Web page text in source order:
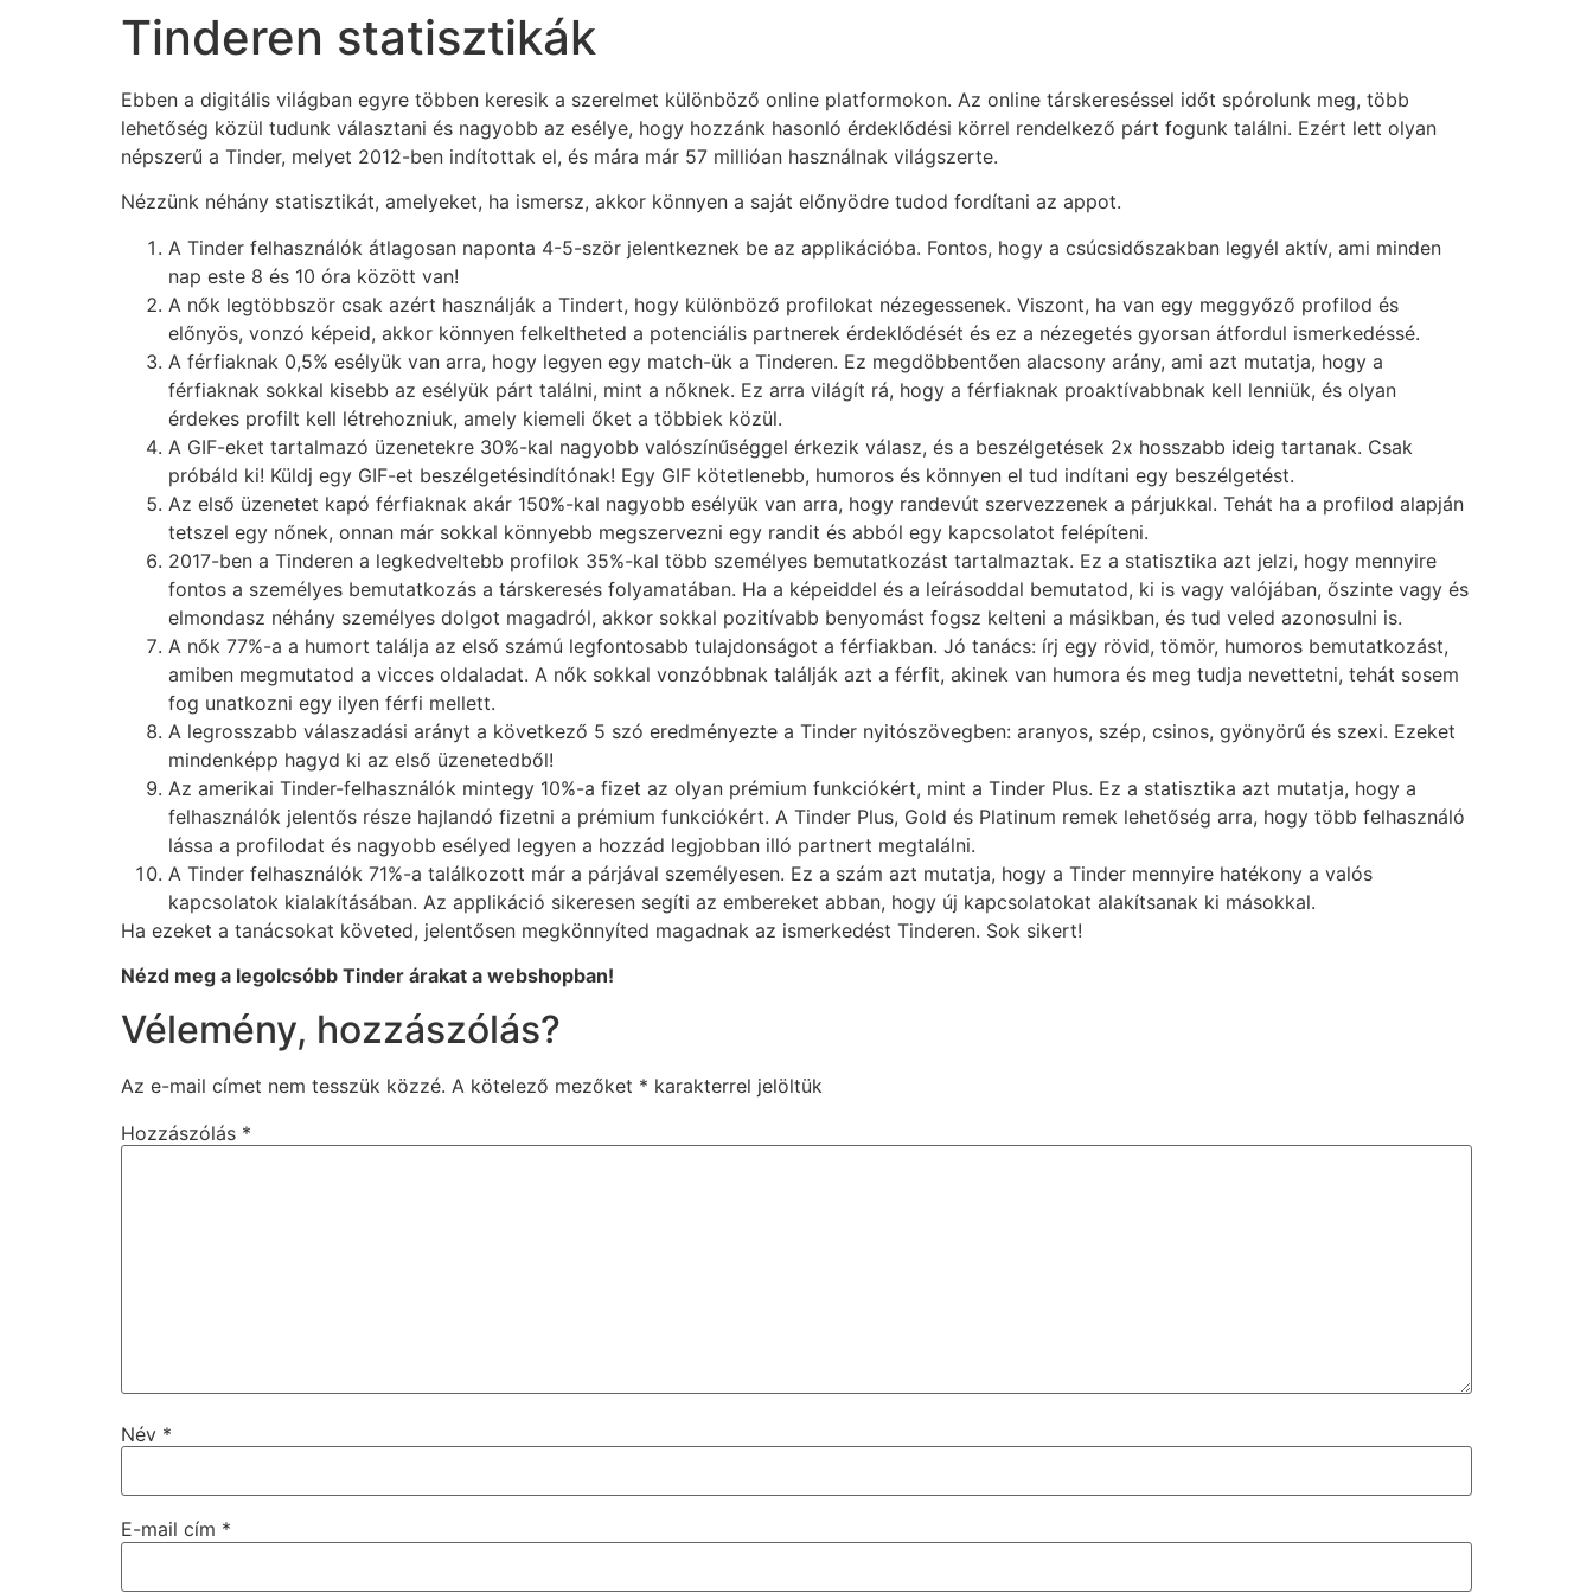
Tinderen statisztikák
Ebben a digitális világban egyre többen keresik a szerelmet különböző online platformokon. Az online társkereséssel időt spórolunk meg, több
lehetőség közül tudunk választani és nagyobb az esélye, hogy hozzánk hasonló érdeklődési körrel rendelkező párt fogunk találni. Ezért lett olyan
népszerű a Tinder, melyet 2012-ben indítottak el, és mára már 57 millióan használnak világszerte.
Nézzünk néhány statisztikát, amelyeket, ha ismersz, akkor könnyen a saját előnyödre tudod fordítani az appot.
A Tinder felhasználók átlagosan naponta 4-5-ször jelentkeznek be az applikációba. Fontos, hogy a csúcsidőszakban legyél aktív, ami minden
nap este 8 és 10 óra között van!
A nők legtöbbször csak azért használják a Tindert, hogy különböző profilokat nézegessenek. Viszont, ha van egy meggyőző profilod és
előnyös, vonzó képeid, akkor könnyen felkeltheted a potenciális partnerek érdeklődését és ez a nézegetés gyorsan átfordul ismerkedéssé.
A férfiaknak 0,5% esélyük van arra, hogy legyen egy match-ük a Tinderen. Ez megdöbbentően alacsony arány, ami azt mutatja, hogy a
férfiaknak sokkal kisebb az esélyük párt találni, mint a nőknek. Ez arra világít rá, hogy a férfiaknak proaktívabbnak kell lenniük, és olyan
érdekes profilt kell létrehozniuk, amely kiemeli őket a többiek közül.
A GIF-eket tartalmazó üzenetekre 30%-kal nagyobb valószínűséggel érkezik válasz, és a beszélgetések 2x hosszabb ideig tartanak. Csak
próbáld ki! Küldj egy GIF-et beszélgetésindítónak! Egy GIF kötetlenebb, humoros és könnyen el tud indítani egy beszélgetést.
Az első üzenetet kapó férfiaknak akár 150%-kal nagyobb esélyük van arra, hogy randevút szervezzenek a párjukkal. Tehát ha a profilod alapján
tetszel egy nőnek, onnan már sokkal könnyebb megszervezni egy randit és abból egy kapcsolatot felépíteni.
2017-ben a Tinderen a legkedveltebb profilok 35%-kal több személyes bemutatkozást tartalmaztak. Ez a statisztika azt jelzi, hogy mennyire
fontos a személyes bemutatkozás a társkeresés folyamatában. Ha a képeiddel és a leírásoddal bemutatod, ki is vagy valójában, őszinte vagy és
elmondasz néhány személyes dolgot magadról, akkor sokkal pozitívabb benyomást fogsz kelteni a másikban, és tud veled azonosulni is.
A nők 77%-a a humort találja az első számú legfontosabb tulajdonságot a férfiakban. Jó tanács: írj egy rövid, tömör, humoros bemutatkozást,
amiben megmutatod a vicces oldaladat. A nők sokkal vonzóbbnak találják azt a férfit, akinek van humora és meg tudja nevettetni, tehát sosem
fog unatkozni egy ilyen férfi mellett.
A legrosszabb válaszadási arányt a következő 5 szó eredményezte a Tinder nyitószövegben: aranyos, szép, csinos, gyönyörű és szexi. Ezeket
mindenképp hagyd ki az első üzenetedből!
Az amerikai Tinder-felhasználók mintegy 10%-a fizet az olyan prémium funkciókért, mint a Tinder Plus. Ez a statisztika azt mutatja, hogy a
felhasználók jelentős része hajlandó fizetni a prémium funkciókért. A Tinder Plus, Gold és Platinum remek lehetőség arra, hogy több felhasználó
lássa a profilodat és nagyobb esélyed legyen a hozzád legjobban illó partnert megtalálni.
A Tinder felhasználók 71%-a találkozott már a párjával személyesen. Ez a szám azt mutatja, hogy a Tinder mennyire hatékony a valós
kapcsolatok kialakításában. Az applikáció sikeresen segíti az embereket abban, hogy új kapcsolatokat alakítsanak ki másokkal.
Ha ezeket a tanácsokat követed, jelentősen megkönnyíted magadnak az ismerkedést Tinderen. Sok sikert!
Nézd meg a legolcsóbb Tinder árakat a webshopban!
Vélemény, hozzászólás?
Az e-mail címet nem tesszük közzé. A kötelező mezőket * karakterrel jelöltük
Hozzászólás *
Név *
E-mail cím *